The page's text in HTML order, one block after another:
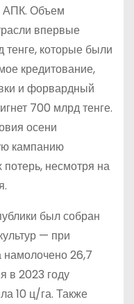
АПК. Объем
впервые
которые были
кредитование,
и форвардный
700 млрд тенге.
осени
кампанию
потерь, несмотря на
был собран
— при
намолочено 26,7
в 2023 году
10 ц/га. Также